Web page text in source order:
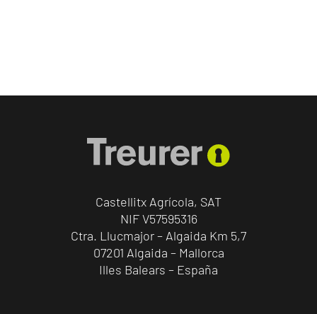
Castellitx Agrícola, SAT
NIF V57595316
Ctra. Llucmajor – Algaida Km 5,7
07201 Algaida – Mallorca
Illes Balears – España